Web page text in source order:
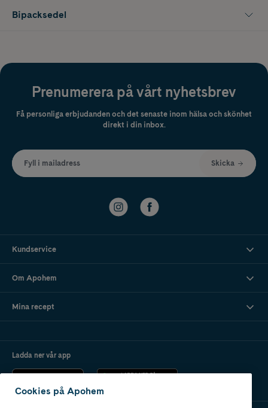
Bipacksedel
Prenumerera på vårt nyhetsbrev
Få personliga erbjudanden och det senaste inom hälsa och skönhet
direkt i din inbox.
Fyll i mailadress Skicka
Kundservice
Om Apohem
Mina recept
Ladda ner vår app
Cookies på Apohem